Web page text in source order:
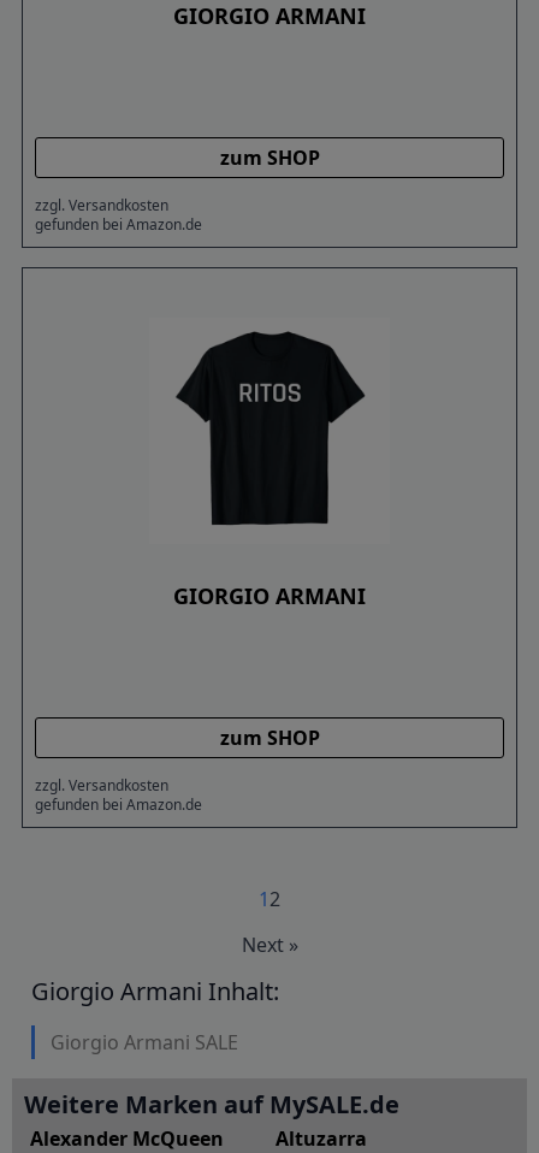
GIORGIO ARMANI
zum SHOP
zzgl. Versandkosten
gefunden bei Amazon.de
GIORGIO ARMANI
zum SHOP
zzgl. Versandkosten
gefunden bei Amazon.de
12
Next »
Giorgio Armani Inhalt:
Giorgio Armani SALE
Weitere Marken auf MySALE.de
Alexander McQueen
Altuzarra